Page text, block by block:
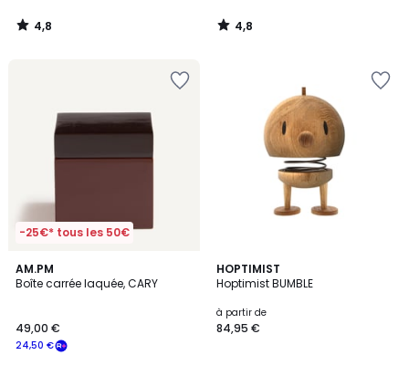
4,8
/
4,8
/
-25€* tous les 50€
AM.PM
Boîte carrée laquée, CARY
24,50 €
49,00 €
5
/
HOPTIMIST
Hoptimist BUMBLE
à partir de
84,95 €
4
Couleurs